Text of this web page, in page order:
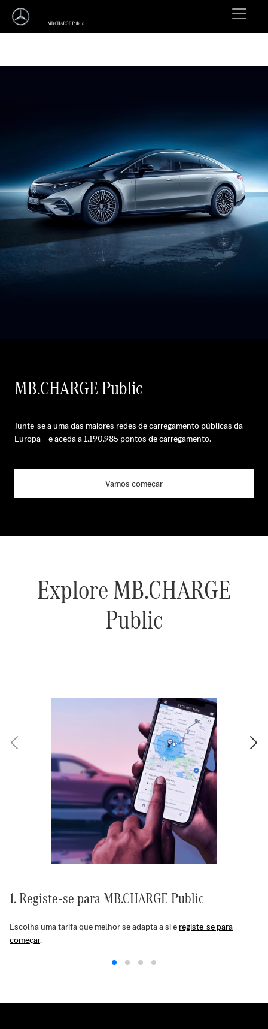
MB.CHARGE Public
Junte-se a uma das maiores redes de carregamento públicas da
Europa – e aceda a1.190.985 pontos de carregamento.
Vamos começar
Explore MB.CHARGE
Public
1. Registe-se para MB.CHARGE Public
Escolha uma tarifa que melhor se adapta a si e registe-se para
começar.